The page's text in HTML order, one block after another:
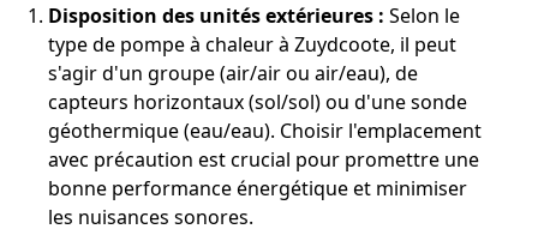
Disposition des unités extérieures : Selon le
type de pompe à chaleur à Zuydcoote, il peut
s'agir d'un groupe (air/air ou air/eau), de
capteurs horizontaux (sol/sol) ou d'une sonde
géothermique (eau/eau). Choisir l'emplacement
avec précaution est crucial pour promettre une
bonne performance énergétique et minimiser
les nuisances sonores.